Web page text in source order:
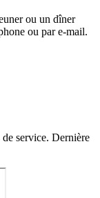
ou un dîner
ou par e-mail.
service. Dernière